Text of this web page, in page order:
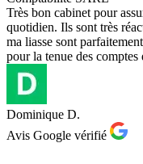
Très bon cabinet pour
quotidien. Ils sont très
ma liasse sont
pour la tenue des comptes
Dominique D.
Avis Google vérifié